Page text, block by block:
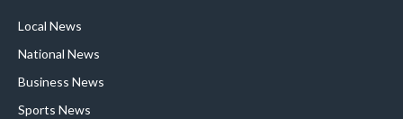
Local News
National News
Business News
Sports News